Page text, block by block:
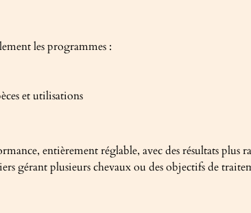
les programmes :
et utilisations
entièrement réglable, avec des résultats plus
gérant plusieurs chevaux ou des objectifs de